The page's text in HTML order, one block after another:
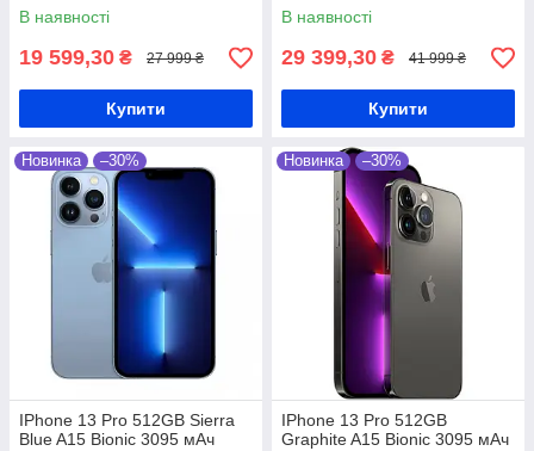
В наявності
19 599,30 ₴ 27 999 ₴
Купити
В наявності
29 399,30 ₴ 41 999 ₴
Купити
Новинка –30%
IPhone 13 Pro 512GB Sierra
Blue A15 Bionic 3095 мАч
Новинка –30%
IPhone 13 Pro 512GB
Graphite A15 Bionic 3095 мАч